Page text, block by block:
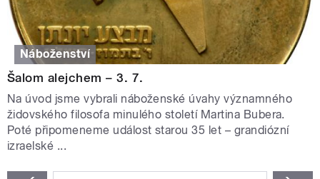
Náboženství
Šalom alejchem – 3. 7.
Na úvod jsme vybrali náboženské úvahy významného
židovského filosofa minulého století Martina Bubera.
Poté připomeneme událost starou 35 let – grandiózní
izraelské ...